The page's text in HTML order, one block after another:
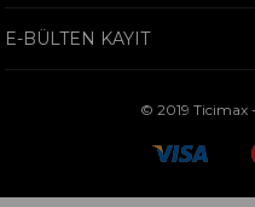
E-BÜLTEN KAYIT
© 2019 Ticimax